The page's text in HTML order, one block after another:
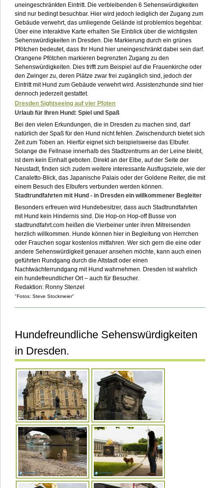
uneingeschränkten Eintritt. Die verbleibenden 6 Sehenswürdigkeiten
sind nur bedingt besuchbar. Hier wird jedoch lediglich der Zugang zum
Gebäude verwehrt, das umliegende Gelände ist problemlos begehbar.
Über eine interaktive Karte erhalten Sie Einblick über die wichtigsten
Sehenswürdigkeiten in Dresden. Die Markierung durch ein grünes
Pfötchen bedeutet, dass Ihr Hund hier uneingeschränkt dabei sein darf.
Orangene Pfötchen markieren begrenzten Zugang zu den
Sehenswürdigkeiten. Dies trifft zum Beispiel auf die Frauenkirche oder
den Zwinger zu, deren Plätze zwar frei zugänglich sind, jedoch der
Eintritt mit Hund zum Gebäude verwehrt wird. Assistenzhunde sind hier
dennoch jederzeit gestattet.
Dresden Sightseeing auf vier Pfoten
Urlaub für Ihren Hund: Spiel und Spaß
Bei den vielen Erkundungen, die in Dresden zu machen sind, darf
natürlich der Spaß für den Hund nicht fehlen. Zwischendurch bietet sich
Zeit zum Toben an. Hierfür eignet sich beispielsweise das Elbufer.
Solange die Fellnase innerhalb des Stadtzentrums an der Leine bleibt,
ist dem kein Einhalt geboten. Direkt an der Elbe, auf der Seite der
Neustadt, finden sich zudem weitere interessante Ausflugsziele, wie der
Canaletto-Blick, das Japanische Palais oder der Goldene Reiter, die mit
einem Besuch des Elbufers verbunden werden können.
Stadtrundfahrten mit Hund - in Dresden ein willkommener Begleiter
Besonders erfreuen wird Hundebesitzer, dass auch Stadtrundfahrten
mit Hund kein Hindernis sind. Die Hop-on Hop-off Busse von
stadtrundfahrt.com heißen die Vierbeiner unter ihren Mitreisenden
herzlich willkommen. Hunde können hier in Begleitung von Herrchen
oder Frauchen sogar kostenlos mitfahren. Wer sich gern die eine oder
andere Sehenswürdigkeit genauer ansehen möchte, kann auch einen
geführten Rundgang durch die Altstadt oder einen
Nachtwächterrundgang mit Hund wahrnehmen. Dresden ist wahrlich
ein hundefreundlicher Ort – auch für Besucher.
Redaktion: Ronny Stenzel
"Fotos: Steve Stockmeier"
Hundefreundliche Sehenswürdigkeiten
in Dresden.